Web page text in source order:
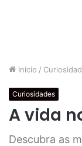
Início /
Curiosidades
A vida
Descubra as